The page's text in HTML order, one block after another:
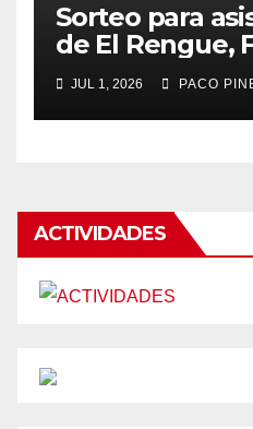
Sorteo para
de El Rengue,
Málaga 2026
JUL 1, 2026 PACO
ACTIVIDADES